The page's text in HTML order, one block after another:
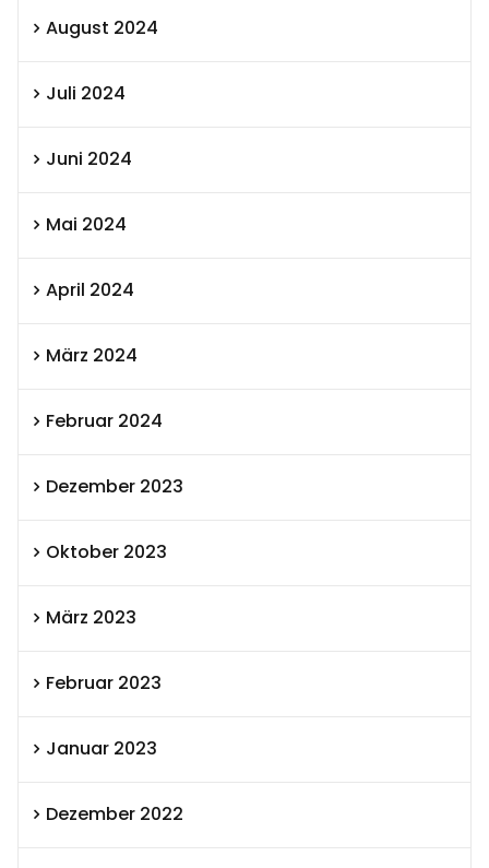
August 2024
Juli 2024
Juni 2024
Mai 2024
April 2024
März 2024
Februar 2024
Dezember 2023
Oktober 2023
März 2023
Februar 2023
Januar 2023
Dezember 2022